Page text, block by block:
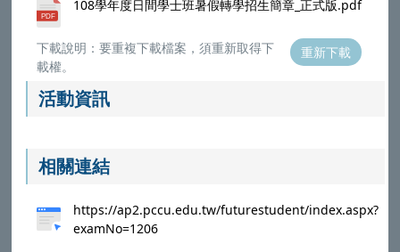
108學年度日間學士班暑假轉學招生簡章_正式版.pdf
下載說明：要重複下載檔案，須重新取得下
載權。
重新下載
活動資訊
相關連結
https://ap2.pccu.edu.tw/futurestudent/index.aspx?
examNo=1206